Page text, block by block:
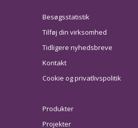
Besøgsstatistik
Tilføj din virksomhed
Tidligere nyhedsbreve
Kontakt
Cookie og privatlivspolitik
Produkter
Projekter